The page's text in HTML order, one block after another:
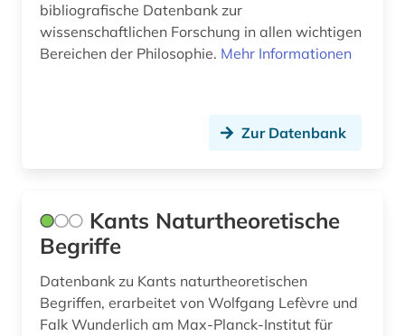
medizingeschichte (1)
mediävistik (2)
mittellatein (2)
moderne sprachen (2)
bibliografische Datenbank zur
wissenschaftlichen Forschung in allen wichtigen
Bereichen der Philosophie. Mehr Informationen
Zur Datenbank
Kants Naturtheoretische
Begriffe
Datenbank zu Kants naturtheoretischen
Begriffen, erarbeitet von Wolfgang Lefèvre und
Falk Wunderlich am Max-Planck-Institut für